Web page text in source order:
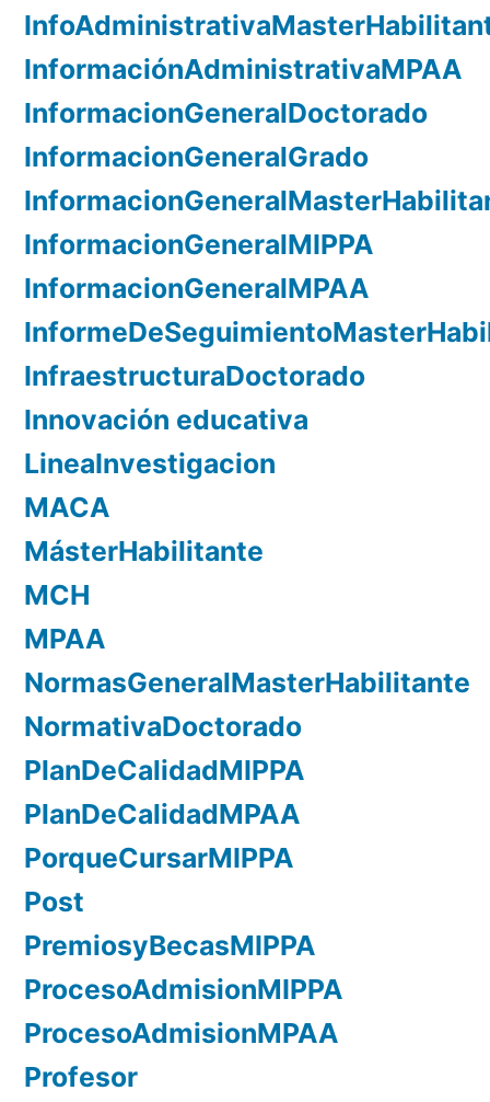
InformaciónAdministrativaMPAA
InformacionGeneralDoctorado
InformacionGeneralGrado
InformacionGeneralMIPPA
InformacionGeneralMPAA
InfraestructuraDoctorado
Innovación educativa
LineaInvestigacion
MACA
MásterHabilitante
MCH
MPAA
NormasGeneralMasterHabilitante
NormativaDoctorado
PlanDeCalidadMIPPA
PlanDeCalidadMPAA
PorqueCursarMIPPA
Post
PremiosyBecasMIPPA
ProcesoAdmisionMIPPA
ProcesoAdmisionMPAA
Profesor